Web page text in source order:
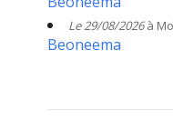
Le 29/08/2026à
Beoneema